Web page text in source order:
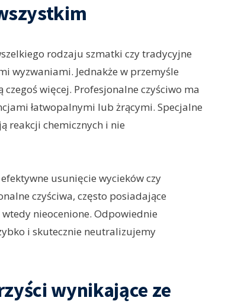
rodzaju szmatki czy tradycyjne
wyzwaniami. Jednakże w przemyśle
więcej. Profesjonalne czyściwo ma
łatwopalnymi lub żrącymi. Specjalne
reakcji chemicznych i nie
usunięcie wycieków czy
czyściwa, często posiadające
nieocenione. Odpowiednie
i skutecznie neutralizujemy
wynikające ze